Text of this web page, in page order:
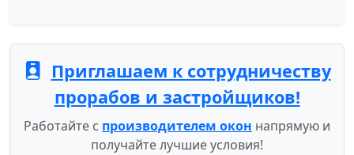
Приглашаем к сотрудничеству
прорабов и застройщиков!
Работайте с производителем окон напрямую и
получайте лучшие условия!